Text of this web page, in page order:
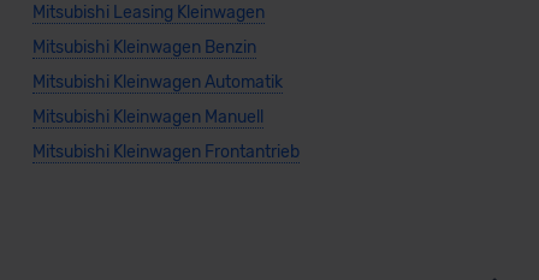
Mitsubishi Leasing Kleinwagen
Mitsubishi Kleinwagen Benzin
Mitsubishi Kleinwagen Automatik
Mitsubishi Kleinwagen Manuell
Mitsubishi Kleinwagen Frontantrieb